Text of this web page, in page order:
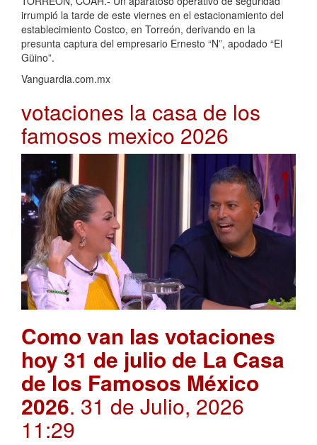
irrumpió la tarde de este viernes en el estacionamiento del
establecimiento Costco, en Torreón, derivando en la
presunta captura del empresario Ernesto “N”, apodado “El
Güino”.
Vanguardia.com.mx
votaciones la casa de los
famosos mexico 2026
Como van las votaciones
hoy 31 de julio de La Casa
de los Famosos México
2026. 31 de Julio, 2026
11:29